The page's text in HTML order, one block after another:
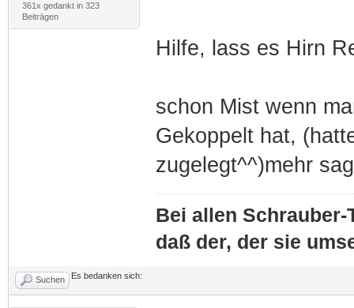
361x gedankt in 323
Beiträgen
Hilfe, lass es Hirn
schon Mist wenn
Gekoppelt hat,
zugelegt^^)mehr
Bei allen
daß der, der sie
Suchen Es bedanken sich: